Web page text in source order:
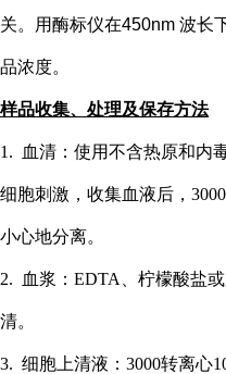
关。用酶标仪在450nm 波长
品浓度。
样品收集、处理及保存方法
1. 血清：使用不含热原和内
细胞刺激，收集血液后，
小心地分离。
2. 血浆：EDTA、柠檬酸盐
清。
3. 细胞上清液：3000转离心